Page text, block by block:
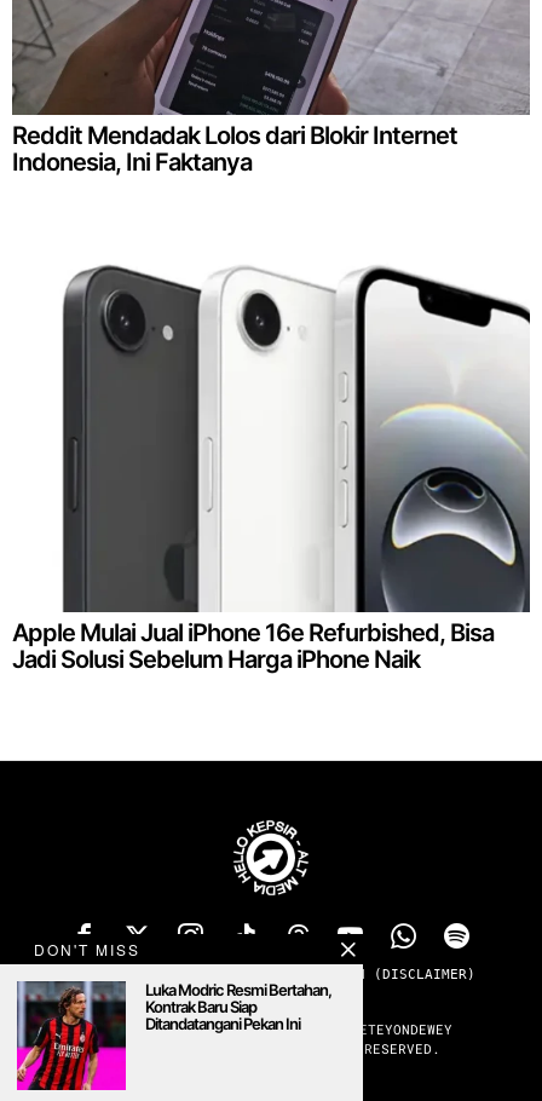
Reddit Mendadak Lolos dari Blokir Internet
Indonesia, Ini Faktanya
Apple Mulai Jual iPhone 16e Refurbished, Bisa
Jadi Solusi Sebelum Harga iPhone Naik
SANGGAHAN (DISCLAIMER)
MENOLAK PADAM
#ALTMEDIA #PUBLICCULTURERADIO #SETEYONDEWEY
©2026 HELLOKEPSIR. ALL RIGHTS RESERVED.
DON'T MISS
Luka Modric Resmi Bertahan,
Kontrak Baru Siap
Ditandatangani Pekan Ini